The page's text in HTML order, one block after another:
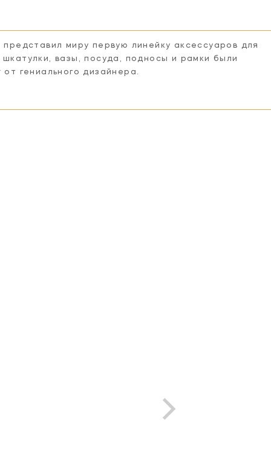
миру первую линейку аксессуаров для
вазы, посуда, подносы и рамки были
гениального дизайнера.